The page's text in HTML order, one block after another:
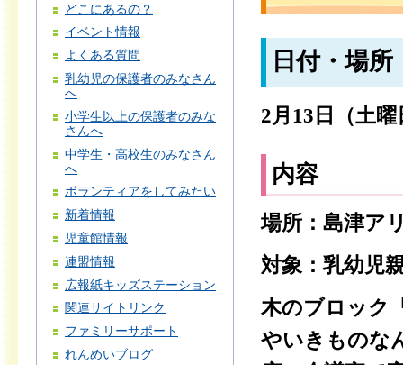
どこにあるの？
イベント情報
よくある質問
乳幼児の保護者のみなさん
へ
小学生以上の保護者のみな
さんへ
中学生・高校生のみなさん
へ
ボランティアをしてみたい
新着情報
児童館情報
連盟情報
広報紙キッズステーション
関連サイトリンク
ファミリーサポート
れんめいブログ
日付・場所
2月13日（土
内容
場所：島津ア
対象：乳幼児
木のブロック
やいきものな